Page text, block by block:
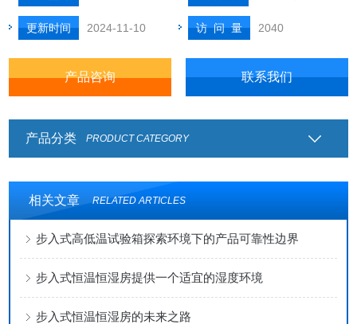
用国内目前*的加工设备加工成型。
更新时间 2024-11-10 访 问 量 2040
产品咨询 联系我们
产品分类 PRODUCT CATEGORY
相关文章 RELATED ARTICLES
步入式高低温试验箱探索环境下的产品可靠性边界
步入式恒温恒湿房提供一个适宜的湿度环境
步入式恒温恒湿房的未来之路